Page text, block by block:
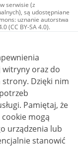
serwisie (z
są udostępniane
uznanie autorstwa
(CC BY-SA 4.0).
zdjęcia, materiały
na licencji typu
użycie
4.0 (CC BY-
inaczej.
witryny oraz do
nim
że
mogą
urządzenia lub
stanowić